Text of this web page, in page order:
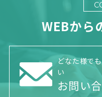
WEBから
どなた様で
い
お問い